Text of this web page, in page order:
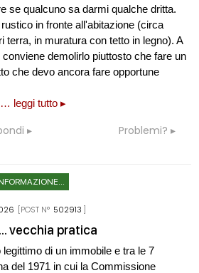
se qualcuno sa darmi qualche dritta.
in fronte all'abitazione (circa
terra, in muratura con tetto in legno). A
demolirlo piuttosto che fare un
che devo ancora fare opportune
… leggi tutto ▸
Problemi?
[POST N° 502913 ]
vecchia pratica
di un immobile e tra le 7
del 1971 in cui la Commissione